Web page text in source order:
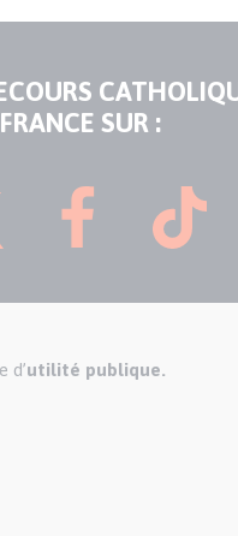
SUR :
d’utilité publique.